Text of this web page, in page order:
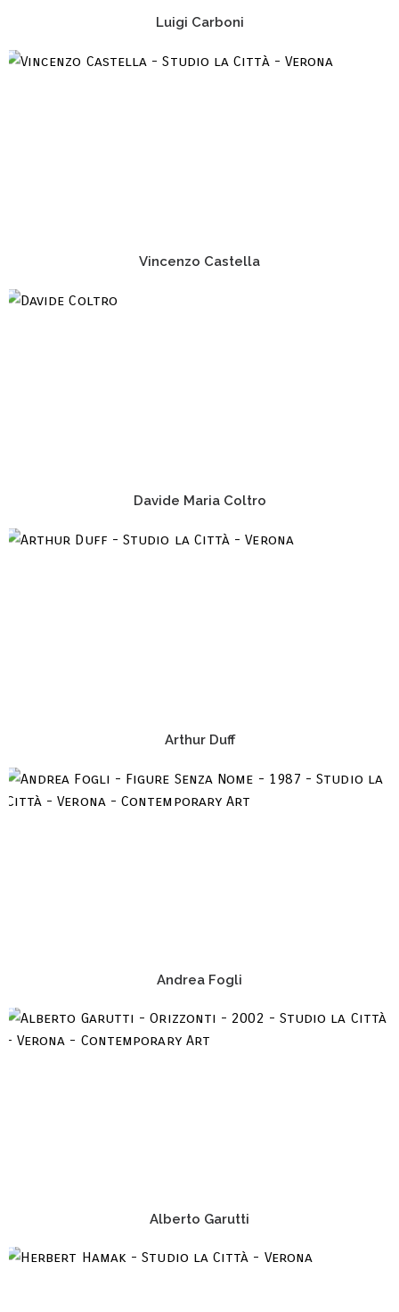
Luigi Carboni
Vincenzo Castella
Davide Maria Coltro
Arthur Duff
Andrea Fogli
Alberto Garutti